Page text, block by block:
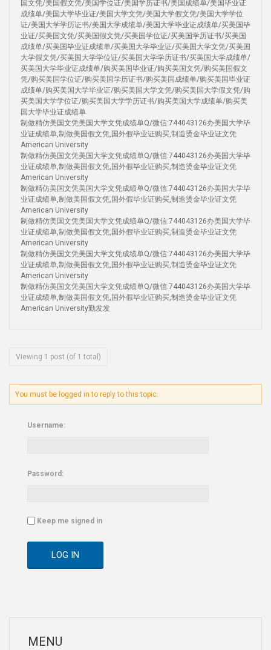
国文凭/美国假文凭/美国学位证/美国学历证书/美国成绩单/美国毕业证
成绩单/美国大学毕业证/美国大学文凭/美国大学假文凭/美国大学学位
证/美国大学学历证书/美国大学成绩单/美国大学毕业证成绩单/买美国毕
业证/买美国文凭/买美国假文凭/买美国学位证/买美国学历证书/买美国
成绩单/买美国毕业证成绩单/买美国大学毕业证/买美国大学文凭/买美国
大学假文凭/买美国大学学位证/买美国大学学历证书/买美国大学成绩单/
买美国大学毕业证成绩单/购买美国毕业证/购买美国文凭/购买美国假文
凭/购买美国学位证/购买美国学历证书/购买美国成绩单/购买美国毕业证
成绩单/购买美国大学毕业证/购买美国大学文凭/购买美国大学假文凭/购
买美国大学学位证/购买美国大学学历证书/购买美国大学成绩单/购买美
国大学毕业证成绩单
制做精仿美国文凭美国大学文凭成绩单Q/微信:744043126办美国大学毕
业证成绩单,制做美国假文凭,国外假毕业证购买,制造烫金毕业证文凭
American University
制做精仿美国文凭美国大学文凭成绩单Q/微信:744043126办美国大学毕
业证成绩单,制做美国假文凭,国外假毕业证购买,制造烫金毕业证文凭
American University
制做精仿美国文凭美国大学文凭成绩单Q/微信:744043126办美国大学毕
业证成绩单,制做美国假文凭,国外假毕业证购买,制造烫金毕业证文凭
American University
制做精仿美国文凭美国大学文凭成绩单Q/微信:744043126办美国大学毕
业证成绩单,制做美国假文凭,国外假毕业证购买,制造烫金毕业证文凭
American University
制做精仿美国文凭美国大学文凭成绩单Q/微信:744043126办美国大学毕
业证成绩单,制做美国假文凭,国外假毕业证购买,制造烫金毕业证文凭
American University
制做精仿美国文凭美国大学文凭成绩单Q/微信:744043126办美国大学毕
业证成绩单,制做美国假文凭,国外假毕业证购买,制造烫金毕业证文凭
American University勤发发
Viewing 1 post (of 1 total)
You must be logged in to reply to this topic.
Username:
Password:
Keep me signed in
LOG IN
MENU